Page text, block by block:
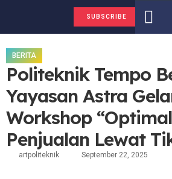
SUBSCRIBE
BERITA
Politeknik Tempo
Yayasan Astra
Workshop
Penjualan Lewat
artpoliteknik September 22, 2025